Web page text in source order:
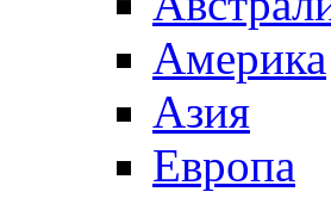
Америка
Азия
Европа